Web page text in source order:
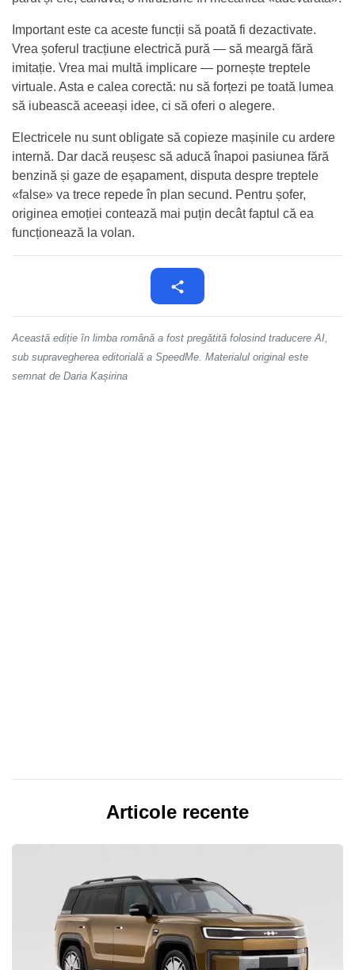
Important este ca aceste funcții să poată fi dezactivate.
Vrea șoferul tracțiune electrică pură — să meargă fără
imitație. Vrea mai multă implicare — pornește treptele
virtuale. Asta e calea corectă: nu să forțezi pe toată lumea
să iubească aceeași idee, ci să oferi o alegere.
Electricele nu sunt obligate să copieze mașinile cu ardere
internă. Dar dacă reușesc să aducă înapoi pasiunea fără
benzină și gaze de eșapament, disputa despre treptele
«false» va trece repede în plan secund. Pentru șofer,
originea emoției contează mai puțin decât faptul că ea
funcționează la volan.
Această ediție în limba română a fost pregătită folosind traducere AI,
sub supravegherea editorială a SpeedMe. Materialul original este
semnat de Daria Kașirina
Articole recente